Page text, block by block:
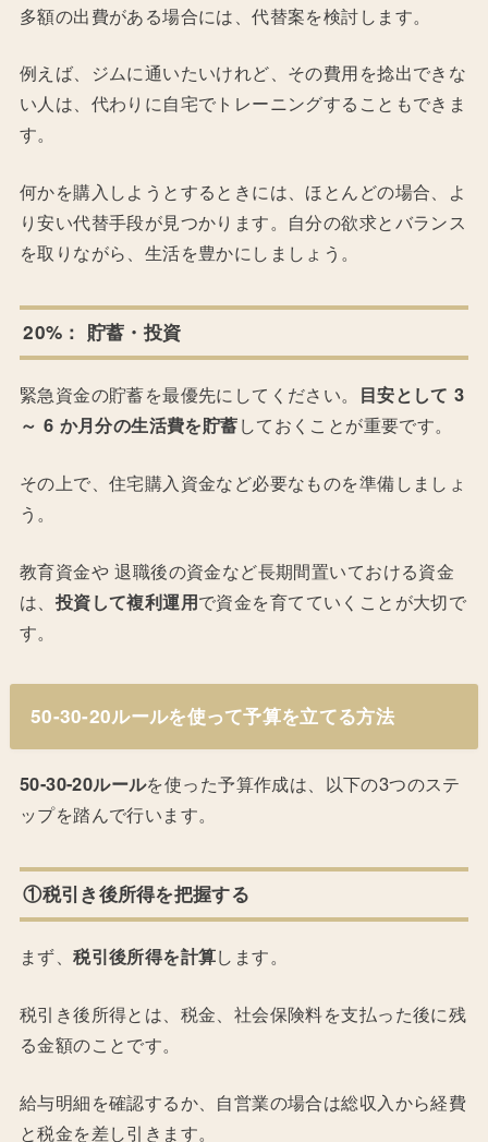
多額の出費がある場合には、代替案を検討します。
例えば、ジムに通いたいけれど、その費用を捻出できな
い人は、代わりに自宅でトレーニングすることもできま
す。
何かを購入しようとするときには、ほとんどの場合、よ
り安い代替手段が見つかります。自分の欲求とバランス
を取りながら、生活を豊かにしましょう。
20%： 貯蓄・投資
緊急資金の貯蓄を最優先にしてください。 目安として 3
～ 6 か月分の生活費を貯蓄しておくことが重要です。
その上で、住宅購入資金など必要なものを準備しましょ
う。
教育資金や 退職後の資金など長期間置いておける資金
は、 投資して複利運用で資金を育てていくことが大切で
す。
50-30-20ルールを使って予算を立てる方法
50-30-20ルールを使った予算作成は、以下の3つのステ
ップを踏んで行います。
①税引き後所得を把握する
まず、税引後所得を計算します。
税引き後所得とは、税金、社会保険料を支払った後に残
る金額のことです。
給与明細を確認するか、自営業の場合は総収入から経費
と税金を差し引きます。